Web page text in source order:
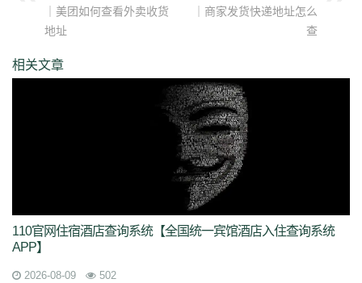
｜美团如何查看外卖收货
地址
｜商家发货快递地址怎么
查
相关文章
110官网住宿酒店查询系统【全国统一宾馆酒店入住查询系统
APP】
2026-08-09 502